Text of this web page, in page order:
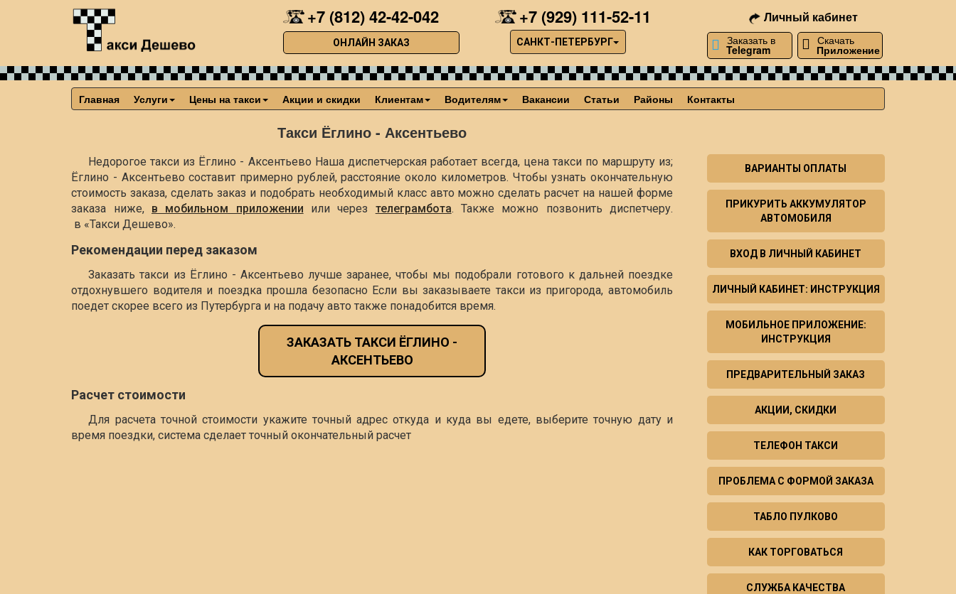
+7 (812) 42-42-042
ОНЛАЙН ЗАКАЗ
+7 (929) 111-52-11
САНКТ-ПЕТЕРБУРГ
Личный кабинет
Заказать в
Telegram
Скачать
Приложение
Главная Услуги Цены на такси Акции и скидки Клиентам Водителям Вакансии Статьи Районы Контакты
Такси Ёглино - Аксентьево
Недорогое такси из Ёглино - Аксентьево Наша диспетчерская работает всегда, цена такси по маршруту из;
Ёглино - Аксентьево составит примерно рублей, расстояние около километров. Чтобы узнать окончательную
стоимость заказа, сделать заказ и подобрать необходимый класс авто можно сделать расчет на нашей форме
заказа ниже, в мобильном приложении или через телеграмбота. Также можно позвонить диспетчеру.
в «Такси Дешево».
Рекомендации перед заказом
Заказать такси из Ёглино - Аксентьево лучше заранее, чтобы мы подобрали готового к дальней поездке
отдохнувшего водителя и поездка прошла безопасно Если вы заказываете такси из пригорода, автомобиль
поедет скорее всего из Путербурга и на подачу авто также понадобится время.
ЗАКАЗАТЬ ТАКСИ ЁГЛИНО -
АКСЕНТЬЕВО
Расчет стоимости
Для расчета точной стоимости укажите точный адрес откуда и куда вы едете, выберите точную дату и
время поездки, система сделает точный окончательный расчет
ВАРИАНТЫ ОПЛАТЫ
ПРИКУРИТЬ АККУМУЛЯТОР
АВТОМОБИЛЯ
ВХОД В ЛИЧНЫЙ КАБИНЕТ
ЛИЧНЫЙ КАБИНЕТ: ИНСТРУКЦИЯ
МОБИЛЬНОЕ ПРИЛОЖЕНИЕ:
ИНСТРУКЦИЯ
ПРЕДВАРИТЕЛЬНЫЙ ЗАКАЗ
АКЦИИ, СКИДКИ
ТЕЛЕФОН ТАКСИ
ПРОБЛЕМА С ФОРМОЙ ЗАКАЗА
ТАБЛО ПУЛКОВО
КАК ТОРГОВАТЬСЯ
СЛУЖБА КАЧЕСТВА